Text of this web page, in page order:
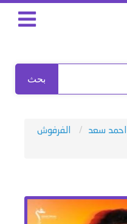
بحث
احمد سعد
الفرفوش